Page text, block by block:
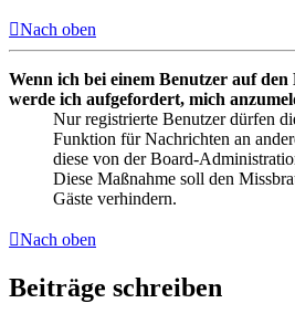
Nach oben
Wenn ich bei einem Benutzer auf
werde ich aufgefordert, mich
Nur registrierte Benutzer dürfen
Funktion für Nachrichten an
diese von der Board-
Diese Maßnahme soll den
Gäste verhindern.
Nach oben
Beiträge schreiben